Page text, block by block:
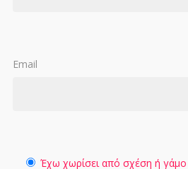
Email
Έχω χωρίσει από σχέση ή